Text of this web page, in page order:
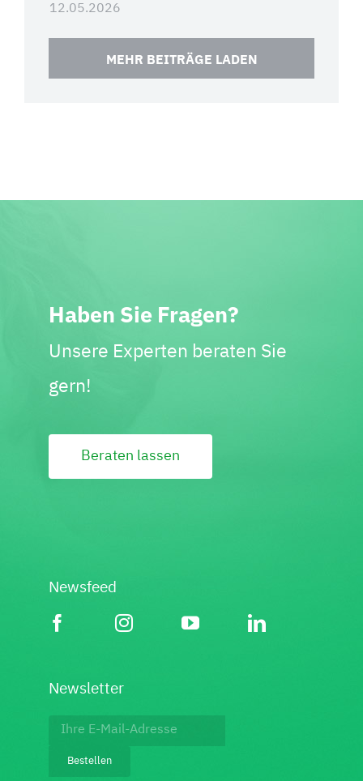
12.05.2026
MEHR BEITRÄGE LADEN
Haben Sie Fragen?
Unsere Experten beraten Sie
gern!
Beraten lassen
Newsfeed
Newsletter
Footer:
bestellen
Bestellen